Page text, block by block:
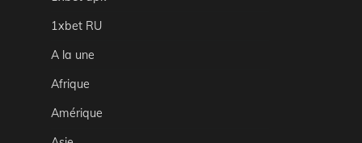
1xbet RU
A la une
Afrique
Amérique